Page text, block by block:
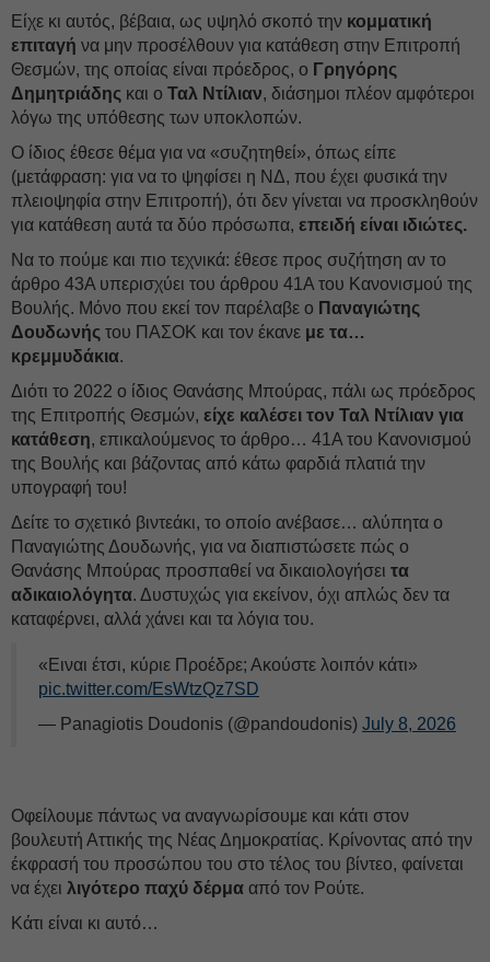
Είχε κι αυτός, βέβαια, ως υψηλό σκοπό την κομματική
επιταγή να μην προσέλθουν για κατάθεση στην Επιτροπή
Θεσμών, της οποίας είναι πρόεδρος, ο Γρηγόρης
Δημητριάδης και ο Ταλ Ντίλιαν, διάσημοι πλέον αμφότεροι
λόγω της υπόθεσης των υποκλοπών.
Ο ίδιος έθεσε θέμα για να «συζητηθεί», όπως είπε
(μετάφραση: για να το ψηφίσει η ΝΔ, που έχει φυσικά την
πλειοψηφία στην Επιτροπή), ότι δεν γίνεται να προσκληθούν
για κατάθεση αυτά τα δύο πρόσωπα, επειδή είναι ιδιώτες.
Να το πούμε και πιο τεχνικά: έθεσε προς συζήτηση αν το
άρθρο 43Α υπερισχύει του άρθρου 41Α του Κανονισμού της
Βουλής. Μόνο που εκεί τον παρέλαβε ο Παναγιώτης
Δουδωνής του ΠΑΣΟΚ και τον έκανε με τα…
κρεμμυδάκια.
Διότι το 2022 ο ίδιος Θανάσης Μπούρας, πάλι ως πρόεδρος
της Επιτροπής Θεσμών, είχε καλέσει τον Ταλ Ντίλιαν για
κατάθεση, επικαλούμενος το άρθρο… 41Α του Κανονισμού
της Βουλής και βάζοντας από κάτω φαρδιά πλατιά την
υπογραφή του!
Δείτε το σχετικό βιντεάκι, το οποίο ανέβασε… αλύπητα ο
Παναγιώτης Δουδωνής, για να διαπιστώσετε πώς ο
Θανάσης Μπούρας προσπαθεί να δικαιολογήσει τα
αδικαιολόγητα. Δυστυχώς για εκείνον, όχι απλώς δεν τα
καταφέρνει, αλλά χάνει και τα λόγια του.
«Ειναι έτσι, κύριε Προέδρε; Ακούστε λοιπόν κάτι»
pic.twitter.com/EsWtzQz7SD
— Panagiotis Doudonis (@pandoudonis) July 8, 2026
Οφείλουμε πάντως να αναγνωρίσουμε και κάτι στον
βουλευτή Αττικής της Νέας Δημοκρατίας. Κρίνοντας από την
έκφρασή του προσώπου του στο τέλος του βίντεο, φαίνεται
να έχει λιγότερο παχύ δέρμα από τον Ρούτε.
Κάτι είναι κι αυτό…